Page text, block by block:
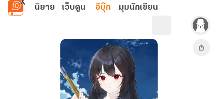
ข้ามไปยังเนื้อหาหลัก
นิยาย เว็บตูน อีบุ๊ก มุมนักเขียน